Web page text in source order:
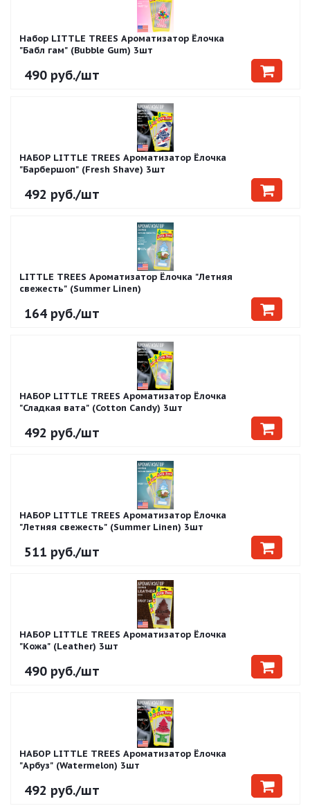
Набор LITTLE TREES Ароматизатор Ёлочка
"Бабл гам" (Bubble Gum) 3шт
490 руб./шт
НАБОР LITTLE TREES Ароматизатор Ёлочка
"Барбершоп" (Fresh Shave) 3шт
492 руб./шт
LITTLE TREES Ароматизатор Ёлочка "Летняя
свежесть" (Summer Linen)
164 руб./шт
НАБОР LITTLE TREES Ароматизатор Ёлочка
"Сладкая вата" (Cotton Candy) 3шт
492 руб./шт
НАБОР LITTLE TREES Ароматизатор Ёлочка
"Летняя свежесть" (Summer Linen) 3шт
511 руб./шт
НАБОР LITTLE TREES Ароматизатор Ёлочка
"Кожа" (Leather) 3шт
490 руб./шт
НАБОР LITTLE TREES Ароматизатор Ёлочка
"Арбуз" (Watermelon) 3шт
492 руб./шт